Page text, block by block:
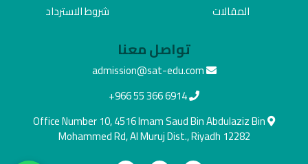
المقالات
شروط الاسترداد
تواصل معنا
admission@sat-edu.com
+966 55 366 6914
Office Number 10, 4516 Imam Saud Bin Abdulaziz Bin
Mohammed Rd, Al Muruj Dist., Riyadh 12282